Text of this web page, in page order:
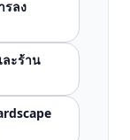
รลง
ะร้าน